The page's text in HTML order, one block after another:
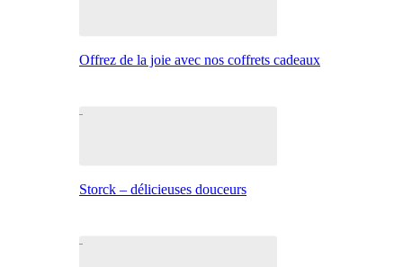
Offrez de la joie avec nos coffrets cadeaux
Storck – délicieuses douceurs